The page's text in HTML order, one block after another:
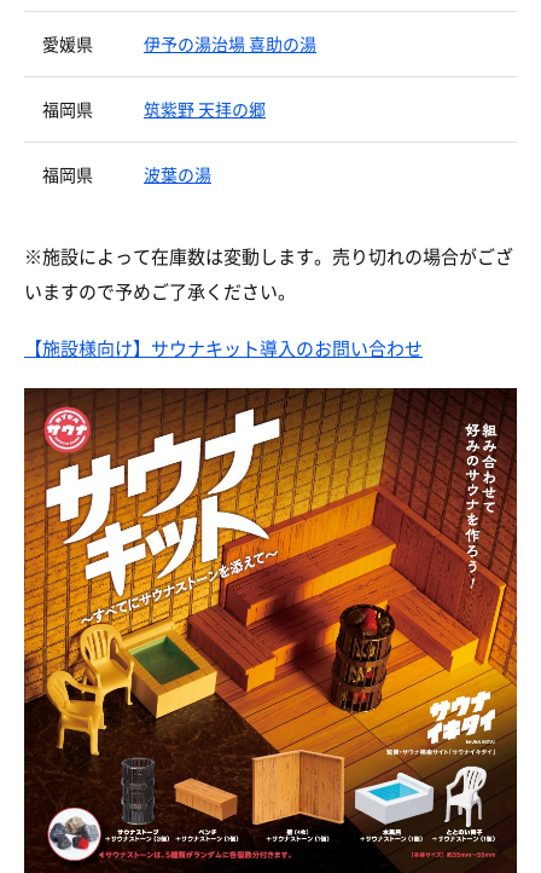
愛媛県 伊予の湯治場 喜助の湯
福岡県 筑紫野 天拝の郷
福岡県 波葉の湯
※施設によって在庫数は変動します。売り切れの場合がござ
いますので予めご了承ください。
【施設様向け】 サウナキット導入のお問い合わせ